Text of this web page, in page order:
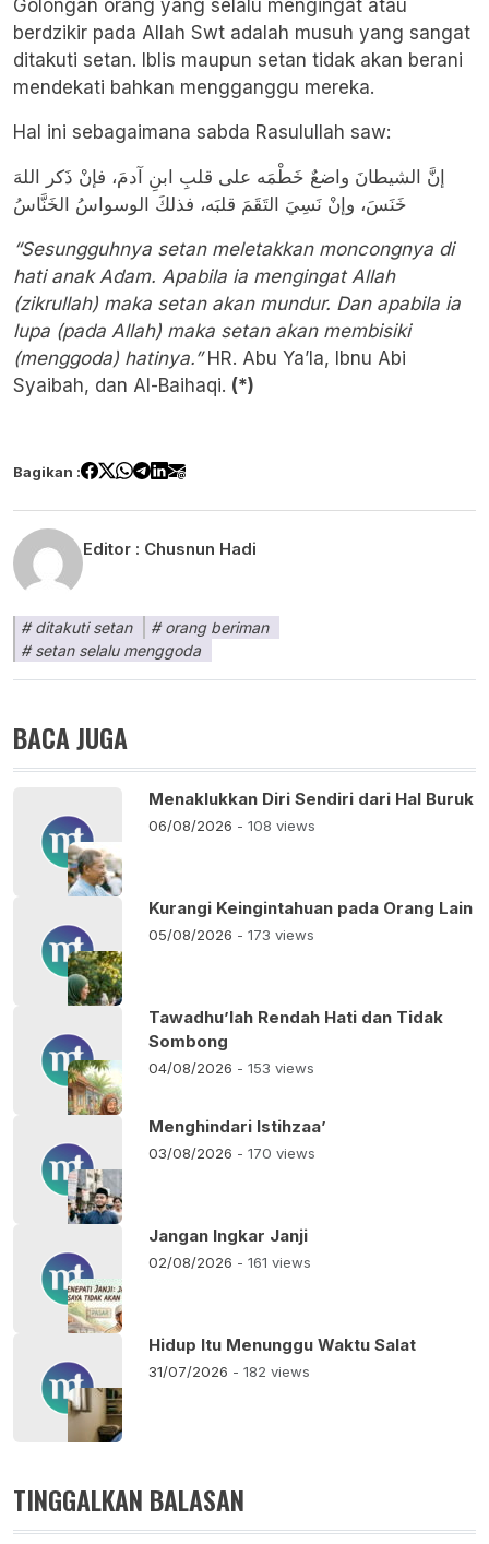
Golongan orang yang selalu mengingat atau
berdzikir pada Allah Swt adalah musuh yang sangat
ditakuti setan. Iblis maupun setan tidak akan berani
mendekati bahkan mengganggu mereka.
Hal ini sebagaimana sabda Rasulullah saw:
إنَّ الشيطانَ واضعٌ خَطْمَه على قلبِ ابنِ آدمَ، فإنْ ذَكر اللهَ
خَنَسَ، وإنْ نَسِيَ التَقَمَ قلبَه، فذلكَ الوسواسُ الخَنَّاسُ
“Sesungguhnya setan meletakkan moncongnya di
hati anak Adam. Apabila ia mengingat Allah
(zikrullah) maka setan akan mundur. Dan apabila ia
lupa (pada Allah) maka setan akan membisiki
(menggoda) hatinya.” HR. Abu Ya’la, Ibnu Abi
Syaibah, dan Al-Baihaqi. (*)
Bagikan :
Editor : Chusnun Hadi
ditakuti setan
orang beriman
setan selalu menggoda
BACA JUGA
Menaklukkan Diri Sendiri dari Hal Buruk
06/08/2026 - 108 views
Kurangi Keingintahuan pada Orang Lain
05/08/2026 - 173 views
Tawadhu’lah Rendah Hati dan Tidak
Sombong
04/08/2026 - 153 views
Menghindari Istihzaa’
03/08/2026 - 170 views
Jangan Ingkar Janji
02/08/2026 - 161 views
Hidup Itu Menunggu Waktu Salat
31/07/2026 - 182 views
TINGGALKAN BALASAN